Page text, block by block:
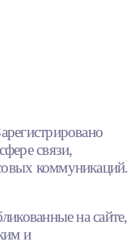
связи,
коммуникаций.
на сайте,
и